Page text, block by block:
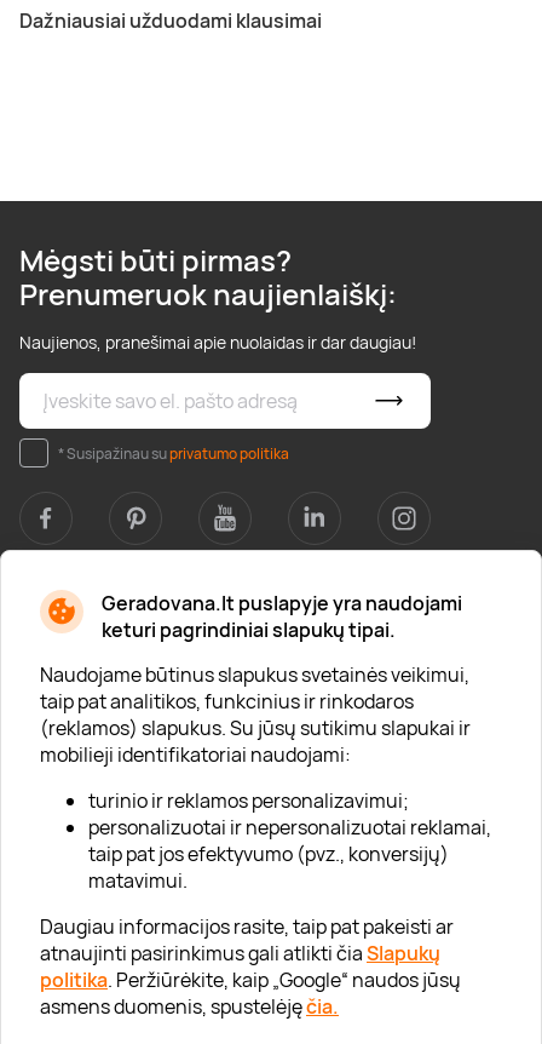
Geradovana.lt puslapyje yra naudojami
keturi pagrindiniai slapukų tipai.
Naudojame būtinus slapukus svetainės veikimui,
taip pat analitikos, funkcinius ir rinkodaros
(reklamos) slapukus. Su jūsų sutikimu slapukai ir
mobilieji identifikatoriai naudojami:
turinio ir reklamos personalizavimui;
personalizuotai ir nepersonalizuotai reklamai,
taip pat jos efektyvumo (pvz., konversijų)
matavimui.
Daugiau informacijos rasite, taip pat pakeisti ar
atnaujinti pasirinkimus gali atlikti čiaSlapukų
politika. Peržiūrėkite, kaip „Google“ naudos jūsų
asmens duomenis, spustelėjęčia.
Dažniausiai užduodami klausimai
Mėgsti būti pirmas?
Prenumeruok naujienlaiškį:
Naujienos, pranešimai apie nuolaidas ir dar daugiau!
* Susipažinau suprivatumo politika
Apie mus
Apie „Gera Dovana“
Lojalumo klubas
Karjera
Visi partneriai
Kontaktai
Tinklaraštis
Informacija